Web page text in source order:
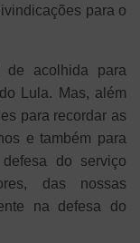
para o
de acolhida para
Lula. Mas, além
para recordar as
e também para
do serviço
das nossas
na defesa do